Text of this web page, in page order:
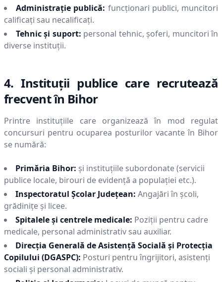
Administrație publică: funcționari publici, muncitori
calificați sau necalificați.
Tehnic și suport: personal tehnic, șoferi, muncitori în
diverse instituții.
4. Instituții publice care recrutează
frecvent în Bihor
Printre instituțiile care organizează în mod regulat
concursuri pentru ocuparea posturilor vacante în Bihor
se numără:
Primăria Bihor: și instituțiile subordonate (servicii
publice locale, birouri de evidență a populației etc.).
Inspectoratul Școlar Județean: Angajări în școli,
grădinițe și licee.
Spitalele și centrele medicale: Poziții pentru cadre
medicale, personal administrativ sau auxiliar.
Direcția Generală de Asistență Socială și Protecția
Copilului (DGASPC): Posturi pentru îngrijitori, asistenți
sociali și personal administrativ.